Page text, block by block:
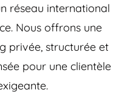
réseau international
Nous offrons une
privée, structurée et
pour une clientèle